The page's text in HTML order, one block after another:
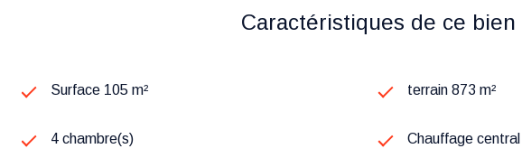
Caractéristiques de ce bien
Surface 105 m² terrain 873 m²
4 chambre(s) Chauffage